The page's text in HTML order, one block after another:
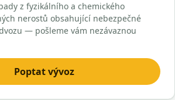
z fyzikálního a chemického
nerostů obsahující nebezpečné
— pošleme vám nezávaznou
Poptat vývoz